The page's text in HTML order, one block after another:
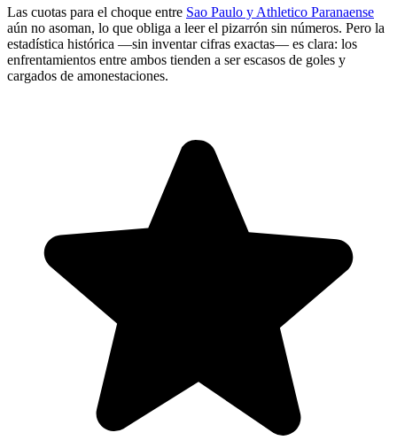
Las cuotas para el choque entre Sao Paulo y Athletico Paranaense
aún no asoman, lo que obliga a leer el pizarrón sin números. Pero la
estadística histórica —sin inventar cifras exactas— es clara: los
enfrentamientos entre ambos tienden a ser escasos de goles y
cargados de amonestaciones.